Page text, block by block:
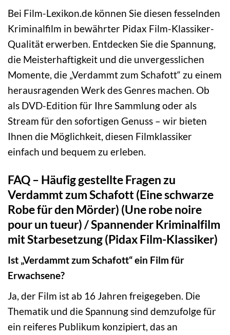
Bei Film-Lexikon.de können Sie diesen fesselnden
Kriminalfilm in bewährter Pidax Film-Klassiker-
Qualität erwerben. Entdecken Sie die Spannung,
die Meisterhaftigkeit und die unvergesslichen
Momente, die „Verdammt zum Schafott“ zu einem
herausragenden Werk des Genres machen. Ob
als DVD-Edition für Ihre Sammlung oder als
Stream für den sofortigen Genuss – wir bieten
Ihnen die Möglichkeit, diesen Filmklassiker
einfach und bequem zu erleben.
FAQ – Häufig gestellte Fragen zu
Verdammt zum Schafott (Eine schwarze
Robe für den Mörder) (Une robe noire
pour un tueur) / Spannender Kriminalfilm
mit Starbesetzung (Pidax Film-Klassiker)
Ist „Verdammt zum Schafott“ ein Film für
Erwachsene?
Ja, der Film ist ab 16 Jahren freigegeben. Die
Thematik und die Spannung sind demzufolge für
ein reiferes Publikum konzipiert, das an